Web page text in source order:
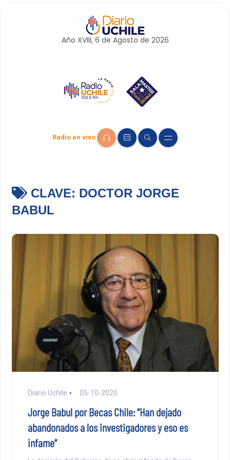
Año XVIII, 6 de Agosto de 2026
Radio en vivo
CLAVE: DOCTOR JORGE
BABUL
Diario Uchile 05-10-2020
Jorge Babul por Becas Chile: “Han dejado
abandonados a los investigadores y eso es
infame”